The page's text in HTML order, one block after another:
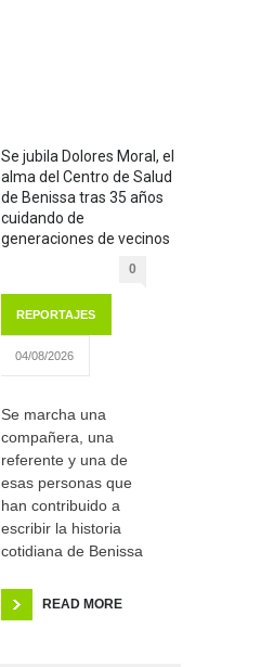
Se jubila Dolores Moral, el
alma del Centro de Salud
de Benissa tras 35 años
cuidando de
generaciones de vecinos
0
REPORTAJES
04/08/2026
Se marcha una
compañera, una
referente y una de
esas personas que
han contribuido a
escribir la historia
cotidiana de Benissa
READ MORE